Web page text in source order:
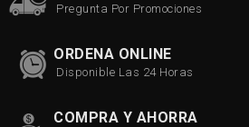
Pregunta Por Promociones
ORDENA ONLINE
Disponible Las 24 Horas
COMPRA Y AHORRA